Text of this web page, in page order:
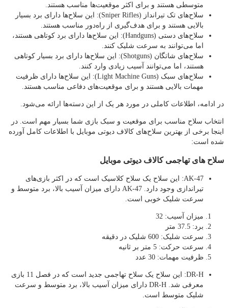
متوسطی هستند و برای اکثر موقعیت‌ها مناسب هستند.
سلاح‌های تک تیرانداز (Sniper Rifles): این سلاح‌ها دارای برد بسیار
بالایی هستند و برای هدف‌گیری از راه‌دور مناسب هستند.
سلاح‌های دستی (Handguns): این سلاح‌ها دارای برد کوتاهی هستند،
اما می‌توانند به سرعت شلیک کنند.
سلاح‌های شاتگان (Shotguns): این سلاح‌ها دارای برد بسیار کوتاهی
هستند، اما می‌توانند آسیب زیادی وارد کنند.
سلاح‌های سبک (Light Machine Guns): این سلاح‌ها دارای ظرفیت
مهمات بالایی هستند و برای موقعیت‌های دفاعی مناسب هستند.
در ادامه، اطلاعات کاملی در مورد هر یک از این دسته‌ها ارائه می‌شود.
انتخاب سلاح مناسب برای موقعیت و سبک بازی شما بسیار مهم است. در
اینجا برخی از بهترین سلاح‌های کالاف دیوتی موبایل با اطلاعات کامل آورده
شده است:
سلاح های تهاجمی کالاف دیوتی موبایل
AK-47: این سلاح یک سلاح کلاسیک است که در اکثر بازی‌های
تیراندازی وجود دارد. AK-47 دارای میزان آسیب بالا، برد متوسط و
سرعت شلیک خوبی است.
میزان آسیب: 32
برد: 37.5 متر
سرعت شلیک: 600 شلیک در دقیقه
سرعت حرکت: 5 متر بر ثانیه
ظرفیت مهمات: 30 عدد
DR-H: این سلاح یک سلاح تهاجمی جدید است که در فصل 11 بازی
معرفی شد. DR-H دارای میزان آسیب بالا، برد متوسط و سرعت
شلیک متوسط است.